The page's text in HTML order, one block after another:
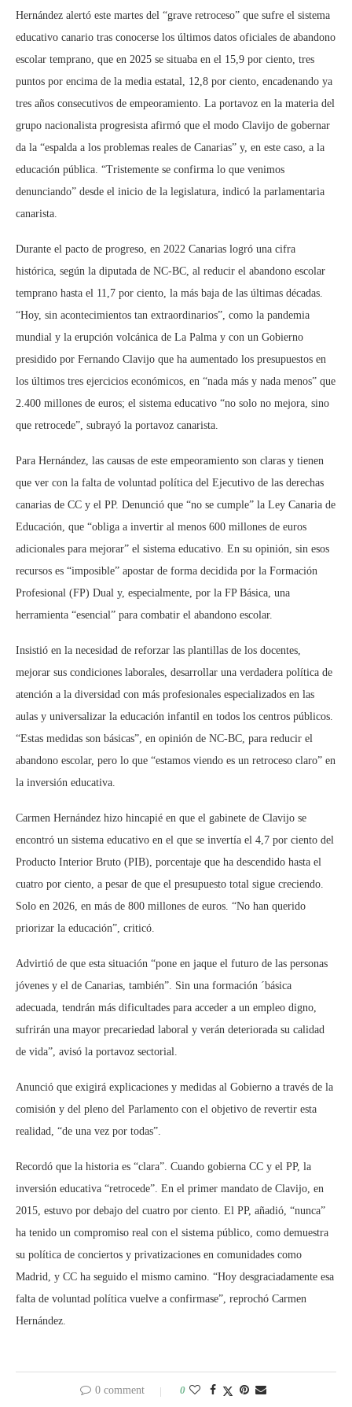
Hernández alertó este martes del “grave retroceso” que sufre el sistema
educativo canario tras conocerse los últimos datos oficiales de abandono
escolar temprano, que en 2025 se situaba en el 15,9 por ciento, tres
puntos por encima de la media estatal, 12,8 por ciento, encadenando ya
tres años consecutivos de empeoramiento. La portavoz en la materia del
grupo nacionalista progresista afirmó que el modo Clavijo de gobernar
da la “espalda a los problemas reales de Canarias” y, en este caso, a la
educación pública. “Tristemente se confirma lo que venimos
denunciando” desde el inicio de la legislatura, indicó la parlamentaria
canarista.
Durante el pacto de progreso, en 2022 Canarias logró una cifra
histórica, según la diputada de NC-BC, al reducir el abandono escolar
temprano hasta el 11,7 por ciento, la más baja de las últimas décadas.
“Hoy, sin acontecimientos tan extraordinarios”, como la pandemia
mundial y la erupción volcánica de La Palma y con un Gobierno
presidido por Fernando Clavijo que ha aumentado los presupuestos en
los últimos tres ejercicios económicos, en “nada más y nada menos” que
2.400 millones de euros; el sistema educativo “no solo no mejora, sino
que retrocede”, subrayó la portavoz canarista.
Para Hernández, las causas de este empeoramiento son claras y tienen
que ver con la falta de voluntad política del Ejecutivo de las derechas
canarias de CC y el PP. Denunció que “no se cumple” la Ley Canaria de
Educación, que “obliga a invertir al menos 600 millones de euros
adicionales para mejorar” el sistema educativo. En su opinión, sin esos
recursos es “imposible” apostar de forma decidida por la Formación
Profesional (FP) Dual y, especialmente, por la FP Básica, una
herramienta “esencial” para combatir el abandono escolar.
Insistió en la necesidad de reforzar las plantillas de los docentes,
mejorar sus condiciones laborales, desarrollar una verdadera política de
atención a la diversidad con más profesionales especializados en las
aulas y universalizar la educación infantil en todos los centros públicos.
“Estas medidas son básicas”, en opinión de NC-BC, para reducir el
abandono escolar, pero lo que “estamos viendo es un retroceso claro” en
la inversión educativa.
Carmen Hernández hizo hincapié en que el gabinete de Clavijo se
encontró un sistema educativo en el que se invertía el 4,7 por ciento del
Producto Interior Bruto (PIB), porcentaje que ha descendido hasta el
cuatro por ciento, a pesar de que el presupuesto total sigue creciendo.
Solo en 2026, en más de 800 millones de euros. “No han querido
priorizar la educación”, criticó.
Advirtió de que esta situación “pone en jaque el futuro de las personas
jóvenes y el de Canarias, también”. Sin una formación ´básica
adecuada, tendrán más dificultades para acceder a un empleo digno,
sufrirán una mayor precariedad laboral y verán deteriorada su calidad
de vida”, avisó la portavoz sectorial.
Anunció que exigirá explicaciones y medidas al Gobierno a través de la
comisión y del pleno del Parlamento con el objetivo de revertir esta
realidad, “de una vez por todas”.
Recordó que la historia es “clara”. Cuando gobierna CC y el PP, la
inversión educativa “retrocede”. En el primer mandato de Clavijo, en
2015, estuvo por debajo del cuatro por ciento. El PP, añadió, “nunca”
ha tenido un compromiso real con el sistema público, como demuestra
su política de conciertos y privatizaciones en comunidades como
Madrid, y CC ha seguido el mismo camino. “Hoy desgraciadamente esa
falta de voluntad política vuelve a confirmase”, reprochó Carmen
Hernández.
0 comment 0